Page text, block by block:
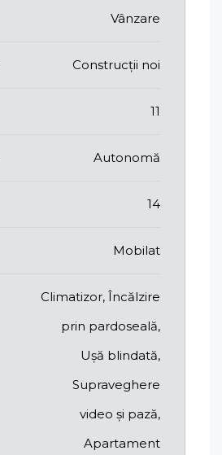
Vânzare
Construcții noi
11
Autonomă
14
Mobilat
Climatizor, Încălzire
prin pardoseală,
Ușă blindată,
Supraveghere
video și pază,
Apartament